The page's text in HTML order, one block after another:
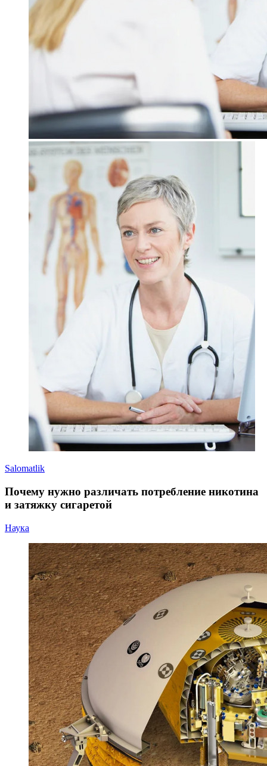
Salomatlik
Почему нужно различать потребление никотина
и затяжку сигаретой
Наука